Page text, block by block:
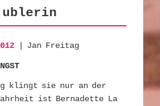
| Jan Freitag
klingt sie nur an der
ist Bernadette La